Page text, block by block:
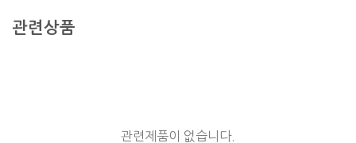
관련상품
관련제품이 없습니다.